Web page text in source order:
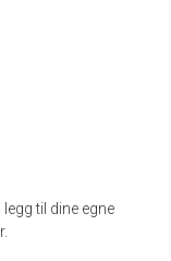
til dine egne